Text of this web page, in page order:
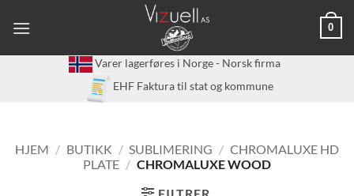
0
Varer lagerføres i Norge - Norsk firma
EHF Faktura til stat og kommune
HJEM / BUTIKK / SUBLIMERING / CHROMALUXE HD
PLATE / CHROMALUXE WOOD
FILTRER